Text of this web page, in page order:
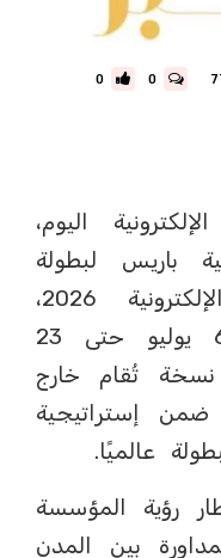
0
0
اليوم،
باريس لبطولة
كأس العالم للرياضات الإلكترونية 2026،
وذلك خلال الفترة من 6 يوليو حتى 23
أول نسخة تُقام خارج
ضمن إستراتيجية
عالميًا.
رؤية المؤسسة
بين المدن